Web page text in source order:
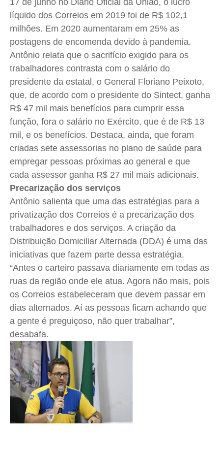
17 de junho no Diário Oficial da União, o lucro
líquido dos Correios em 2019 foi de R$ 102,1
milhões. Em 2020 aumentaram em 25% as
postagens de encomenda devido à pandemia.
Antônio relata que o sacrifício exigido para os
trabalhadores contrasta com o salário do
presidente da estatal, o General Floriano Peixoto,
que, de acordo com o presidente do Sintect, ganha
R$ 47 mil mais benefícios para cumprir essa
função, fora o salário no Exército, que é de R$ 13
mil, e os benefícios. Destaca, ainda, que foram
criadas sete assessorias no plano de saúde para
empregar pessoas próximas ao general e que
cada assessor ganha R$ 27 mil mais adicionais.
Precarização dos serviços
Antônio salienta que uma das estratégias para a
privatização dos Correios é a precarização dos
trabalhadores e dos serviços. A criação da
Distribuição Domiciliar Alternada (DDA) é uma das
iniciativas que fazem parte dessa estratégia.
“Antes o carteiro passava diariamente em todas as
ruas da região onde ele atua. Agora não mais, pois
os Correios estabeleceram que devem passar em
dias alternados. Aí as pessoas ficam achando que
a gente é preguiçoso, não quer trabalhar”,
desabafa.